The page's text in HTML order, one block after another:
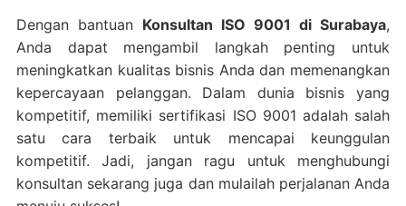
Dengan bantuan Konsultan ISO 9001 di Surabaya,
Anda dapat mengambil langkah penting untuk
meningkatkan kualitas bisnis Anda dan memenangkan
kepercayaan pelanggan. Dalam dunia bisnis yang
kompetitif, memiliki sertifikasi ISO 9001 adalah salah
satu cara terbaik untuk mencapai keunggulan
kompetitif. Jadi, jangan ragu untuk menghubungi
konsultan sekarang juga dan mulailah perjalanan Anda